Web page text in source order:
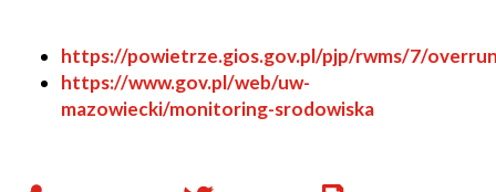
Will
open
in
https://powietrze.gios.gov.pl/pjp/rwms/7/
Will
open
https://www.gov.pl/web/uw-
mazowiecki/monitoring-srodowiska